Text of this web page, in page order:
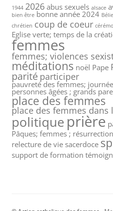
1944 2026 abus sexuels alsace
bien être bonne année 2024
chrétien coup de coeur
Eglise verte; temps de la
femmes
femmes; violences
méditations noël Pape
parité participer
pauvreté des femmes;
personnes âgées ; grands
place des femmes
place des femmes dans
politique prière
Pâques; femmes ; résurrection
relecture de vie sacerdoce
support de formation